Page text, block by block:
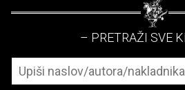
– PRETRAŽI SVE